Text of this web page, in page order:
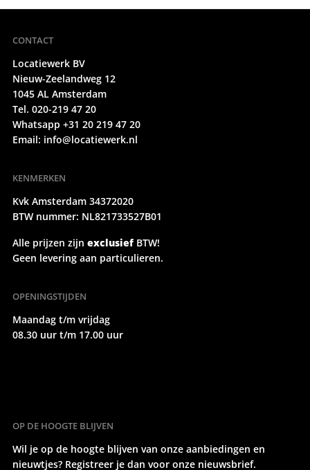
CONTACT
Locatiewerk BV
Nieuw-Zeelandweg 12
1045 AL Amsterdam
Tel. 020-219 47 20
Whatsapp +31 20 219 47 20
Email: info@locatiewerk.nl
KENMERKEN
Kvk Amsterdam 34372020
BTW nummer: NL821733527B01
Alle prijzen zijn exclusiefBTW!
Geen levering aan particulieren.
OPENINGSTIJDEN
Maandag t/m vrijdag
08.30 uur t/m 17.00 uur
OP DE HOOGTE BLIJVEN
Wil je op de hoogte blijven van onze aanbiedingen en
nieuwtjes? Registreer je dan voor onze nieuwsbrief.